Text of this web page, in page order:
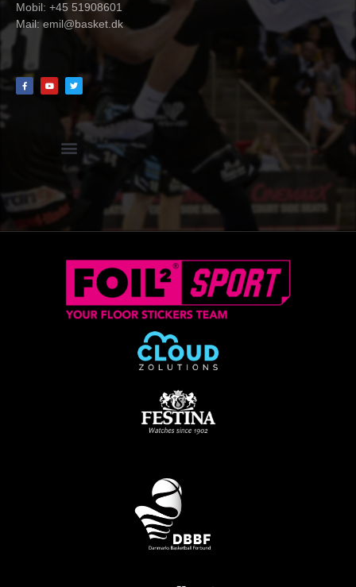
Mobil: +45 51908601
Mail:emil@basket.dk